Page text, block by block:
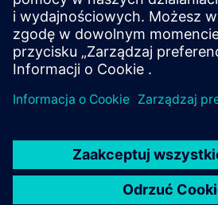
nowe możliwości training
Dowiedz się więcej